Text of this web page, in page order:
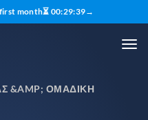
first month⏳ 00:29:38→
&AMP; ΟΜΑΔΙΚΉ